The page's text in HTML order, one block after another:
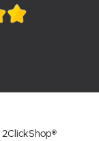
2ClickShop®